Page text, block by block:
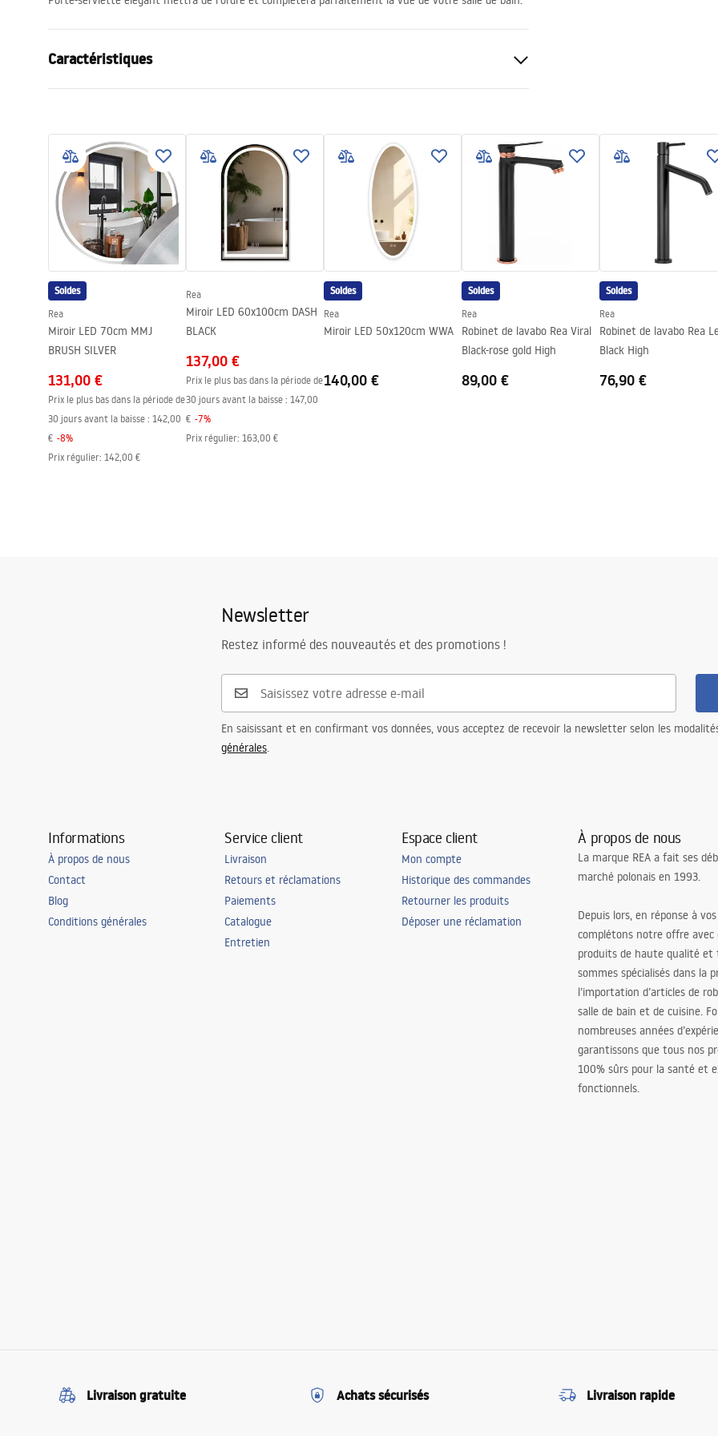
Caractéristiques
Méthode de montage
À visser
Largeur
Hauteur
Profondeur
Série
Garantie
24 mois
Soldes
Rea
Miroir LED 70cm MMJ
BRUSH SILVER
131,00 €
Prix le plus bas dans la période de
30 jours avant la baisse : 142,00
€ -8%
Prix régulier: 142,00 €
Rea
Miroir LED 60x100cm DASH
BLACK
137,00 €
Prix le plus bas dans la période de
30 jours avant la baisse : 147,00
€ -7%
Prix régulier: 163,00 €
Soldes
Rea
Miroir LED 50x120cm WWA
140,00 €
Soldes
Rea
Robinet de lavabo Rea Viral
Black-rose gold High
89,00 €
Soldes
Rea
Robinet de lavabo Rea
Black High
76,90 €
Newsletter
Restez informé des nouveautés et des promotions !
En saisissant et en confirmant vos données, vous acceptez de recevoir la newsletter selon les
générales.
Informations
À propos de nous
Contact
Blog
Conditions générales
Service client
Livraison
Retours et réclamations
Paiements
Catalogue
Entretien
Espace client
Mon compte
Historique des commandes
Retourner les produits
Déposer une réclamation
À propos de nous
La marque REA a fait ses
marché polonais en 1993.
Depuis lors, en réponse à
complétons notre offre avec
produits de haute qualité et
sommes spécialisés dans la
l’importation d’articles de
salle de bain et de cuisine.
nombreuses années
garantissons que tous nos
100% sûrs pour la santé et
fonctionnels.
Livraison gratuite Achats sécurisés Livraison rapide